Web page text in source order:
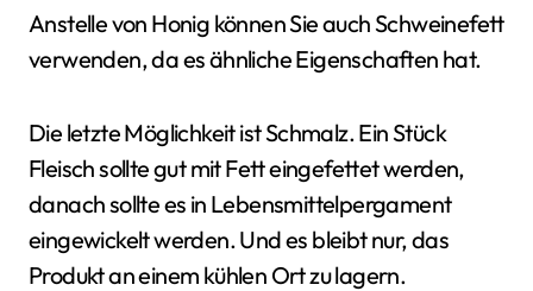
Anstelle von Honig können Sie auch Schweinefett
verwenden, da es ähnliche Eigenschaften hat.
Die letzte Möglichkeit ist Schmalz. Ein Stück
Fleisch sollte gut mit Fett eingefettet werden,
danach sollte es in Lebensmittelpergament
eingewickelt werden. Und es bleibt nur, das
Produkt an einem kühlen Ort zu lagern.